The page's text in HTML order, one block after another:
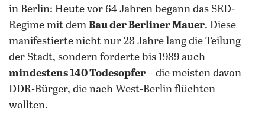
in Berlin: Heute vor 64 Jahren begann das SED-
Regime mit dem Bau der Berliner Mauer. Diese
manifestierte nicht nur 28 Jahre lang die Teilung
der Stadt, sondern forderte bis 1989 auch
mindestens 140 Todesopfer – die meisten davon
DDR-Bürger, die nach West-Berlin flüchten
wollten.